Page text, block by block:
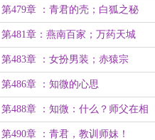
第479章 ：青君的壳；白狐之秘
第481章：燕南百家；万药天城
第483章 ：女扮男装；赤猿宗
第486章 ：知微的心思
第488章 ：知微：什么？师父在相
亲！（8k）
第490章 ：青君，教训师妹！